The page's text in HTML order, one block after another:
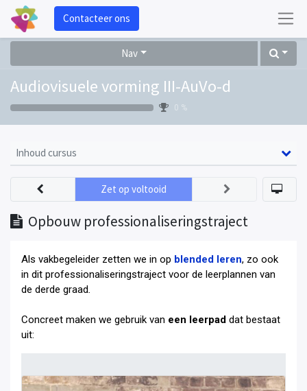
Contacteer ons
Nav
Audiovisuele vorming III-AuVo-d
0 %
Inhoud cursus
Opbouw professionaliseringstraject
Zet op voltooid
Als vakbegeleider zetten we in op blended leren, zo ook
in dit professionaliseringstraject voor de leerplannen van
de derde graad
Concreet maken we gebruik van een leerpad dat bestaat
uit: